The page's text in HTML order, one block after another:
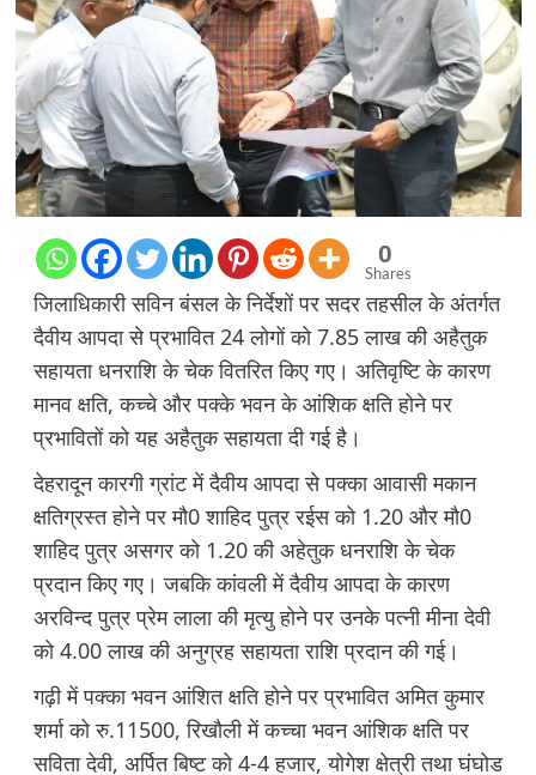
0
Shares
जिलाधिकारी सविन बंसल के निर्देशों पर सदर तहसील के अंतर्गत
दैवीय आपदा से प्रभावित 24 लोगों को 7.85 लाख की अहैतुक
सहायता धनराशि के चेक वितरित किए गए। अतिवृष्टि के कारण
मानव क्षति, कच्चे और पक्के भवन के आंशिक क्षति होने पर
प्रभावितों को यह अहैतुक सहायता दी गई है।
देहरादून कारगी ग्रांट में दैवीय आपदा से पक्का आवासी मकान
क्षतिग्रस्त होने पर मौ0 शाहिद पुत्र रईस को 1.20 और मौ0
शाहिद पुत्र असगर को 1.20 की अहेतुक धनराशि के चेक
प्रदान किए गए। जबकि कांवली में दैवीय आपदा के कारण
अरविन्द पुत्र प्रेम लाला की मृत्यु होने पर उनके पत्नी मीना देवी
को 4.00 लाख की अनुग्रह सहायता राशि प्रदान की गई।
गढ़ी में पक्का भवन आंशित क्षति होने पर प्रभावित अमित कुमार
शर्मा को रु.11500, रिखौली में कच्चा भवन आंशिक क्षति पर
सविता देवी, अर्पित बिष्ट को 4-4 हजार, योगेश क्षेत्री तथा घंघोड